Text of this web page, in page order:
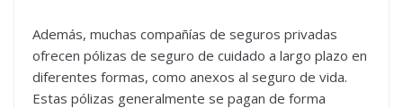
Además, muchas compañías de seguros privadas
ofrecen pólizas de seguro de cuidado a largo plazo en
diferentes formas, como anexos al seguro de vida.
Estas pólizas generalmente se pagan de forma